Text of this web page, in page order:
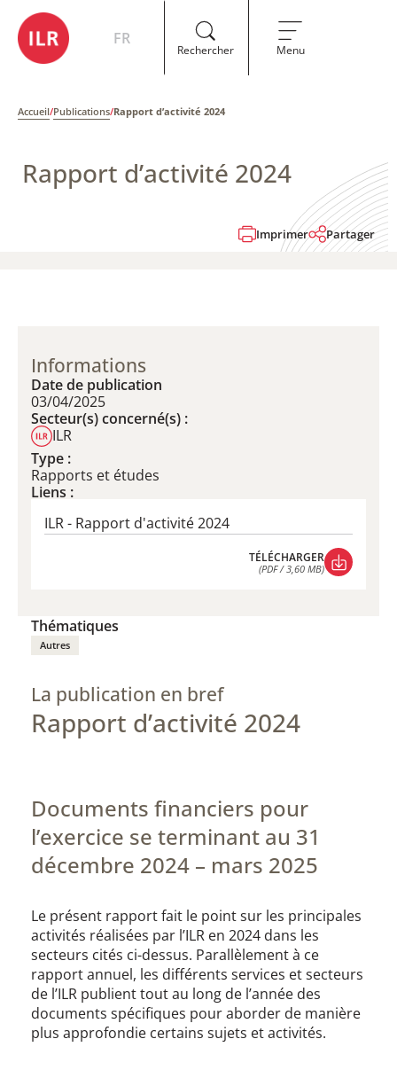
FR
Rechercher Menu
Accueil/Publications/Rapport d’activité 2024
Rapport d’activité 2024
Imprimer Partager
Informations
Date de publication
03/04/2025
Secteur(s) concerné(s) :
ILR
Type :
Rapports et études
Liens :
ILR - Rapport d'activité 2024
TÉLÉCHARGER
(PDF / 3,60 MB)
Thématiques
Autres
La publication en bref
Rapport d’activité 2024
Documents financiers pour
l’exercice se terminant au 31
décembre 2024 – mars 2025
Le présent rapport fait le point sur les principales
activités réalisées par l’ILR en 2024 dans les
secteurs cités ci-dessus. Parallèlement à ce
rapport annuel, les différents services et secteurs
de l’ILR publient tout au long de l’année des
documents spécifiques pour aborder de manière
plus approfondie certains sujets et activités.